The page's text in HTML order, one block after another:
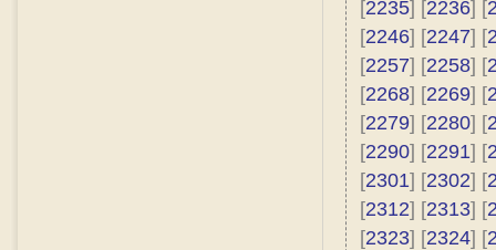
[2235] [2236] [
[2246] [2247] [
[2257] [2258] [
[2268] [2269] [
[2279] [2280] [
[2290] [2291] [
[2301] [2302] [
[2312] [2313] [
[2323] [2324] [